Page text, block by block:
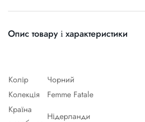
Опис товару і характеристики
Колір
Чорний
Колекція
Femme Fatale
Країна
Нідерланди